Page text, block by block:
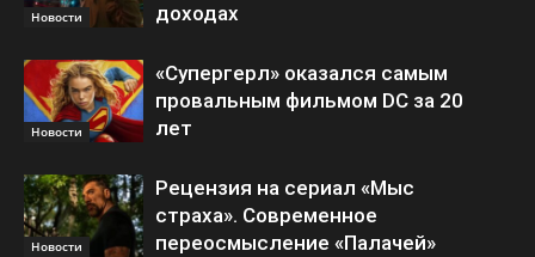
Новости
доходах
Новости
«Супергерл» оказался самым
провальным фильмом DC за 20
лет
Новости
Рецензия на сериал «Мыс
страха». Современное
переосмысление «Палачей»